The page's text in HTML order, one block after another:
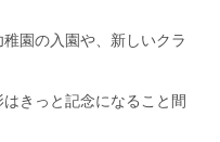
園の入園や、新しいクラ
きっと記念になること間